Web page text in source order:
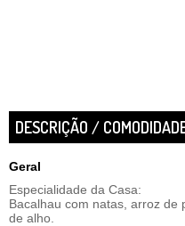
DESCRIÇÃO /
Geral
Especialidade da Casa:
Bacalhau com natas, arroz de
de alho.